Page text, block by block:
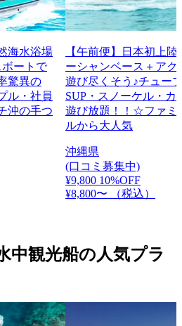
海水浴場
ートで
驚異の
ル・社員
沖の手つ
【午前便】日本初上
ーシャンベース＋アク
遊び尽くそう♪チュー
SUP・スノーケル・カ
遊び放題！！☆ファミ
ルから大人気
沖縄県
(口コミ募集中)
¥9,800 10%OFF
¥8,800〜
（税込）
中観光船の人気プラ